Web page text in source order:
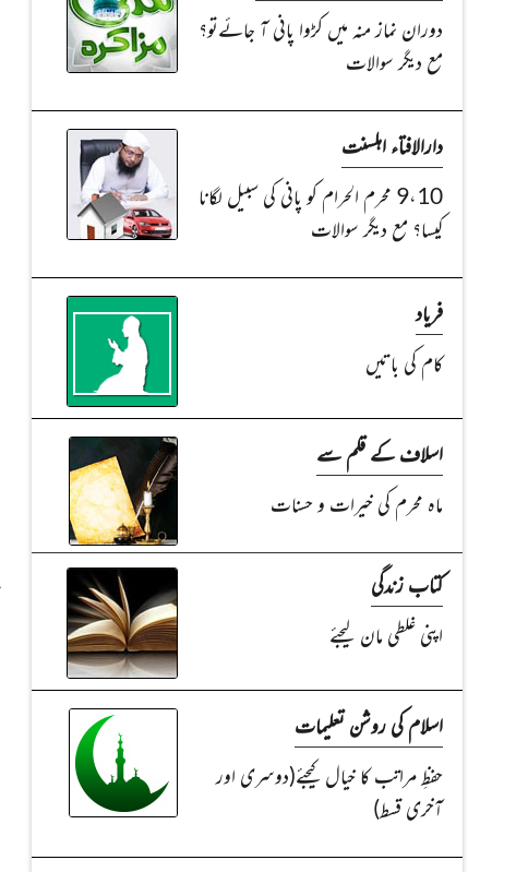
دوران نماز منہ میں کڑوا پانی آ جائےتو؟
مع دیگر سوالات
دارالافتاء اہلسنت
9،10 محرم الحرام کو پانی کی سبیل لگانا
کیسا؟ مع دیگر سوالات
فریاد
کام کی باتیں
اسلاف کے قلم سے
ماہ محرم کی خیرات و حسنات
کتاب زندگی
اپنی غلطی مان لیجئے
اسلام کی روشن تعلیمات
حفظِ مراتب کا خیال کیجئے(دوسری اور
آخری قسط)